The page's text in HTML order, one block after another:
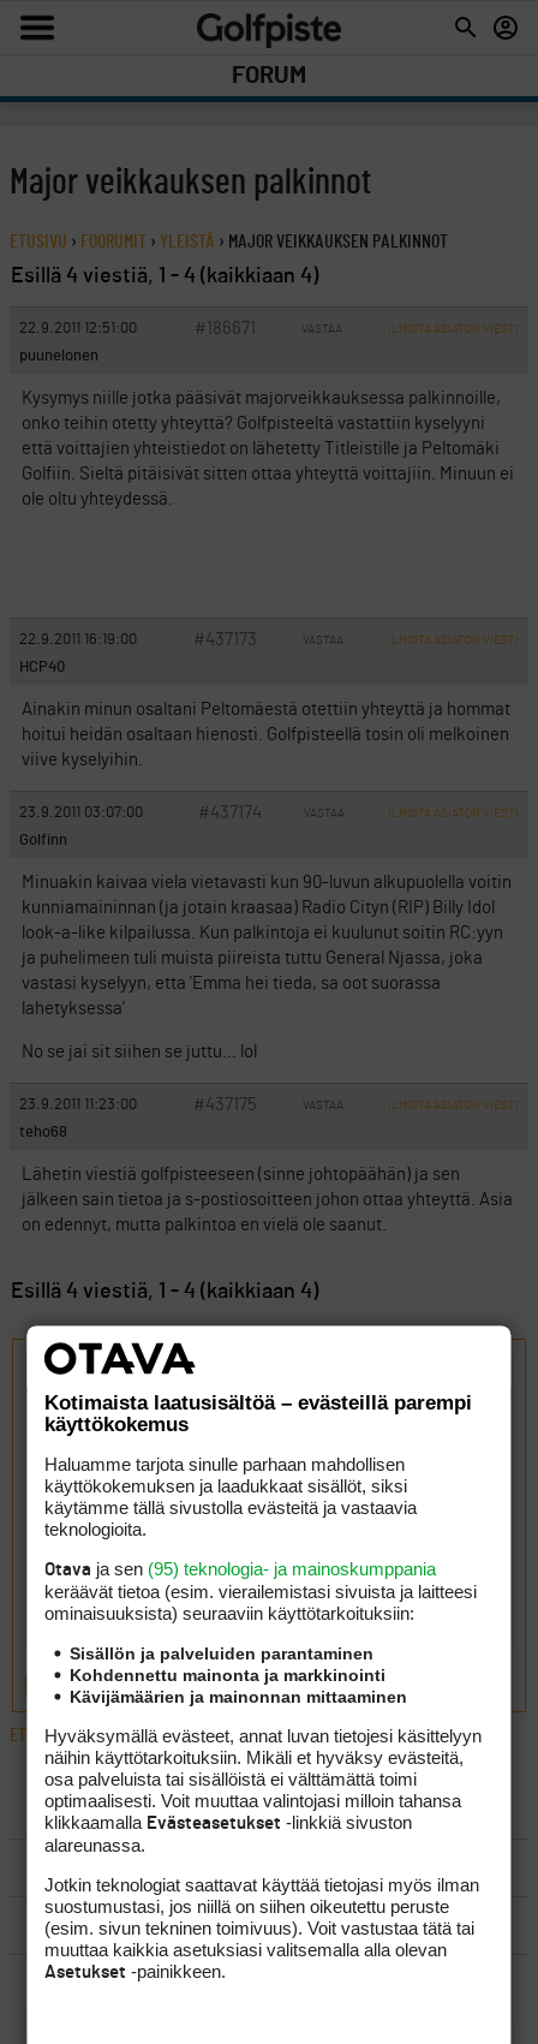
Kotimaista laatusisältöä – evästeillä parempi
käyttökokemus
Haluamme tarjota sinulle parhaan mahdollisen
käyttökokemuksen ja laadukkaat sisällöt, siksi
käytämme tällä sivustolla evästeitä ja vastaavia
teknologioita.
Otava ja sen (95) teknologia- ja mainoskumppania
keräävät tietoa (esim. vierailemis­tasi sivuista ja laitteesi
ominaisuuk­sista) seuraaviin käyttötarkoituksiin:
Sisällön ja palveluiden parantaminen
Kohdennettu mainonta ja markkinointi
Kävijämäärien ja mainonnan mittaaminen
Hyväksymällä evästeet, annat luvan tietojesi käsittelyyn
näihin käyttötarkoituksiin. Mikäli et hyväksy evästeitä,
osa palveluista tai sisällöistä ei välttämättä toimi
optimaalisesti. Voit muuttaa valintojasi milloin tahansa
klikkaamalla Evästeasetukset -linkkiä sivuston
alareunassa.
Jotkin teknologiat saattavat käyttää tietojasi myös ilman
suostumustasi, jos niillä on siihen oikeutettu peruste
(esim. sivun tekninen toimivuus). Voit vastustaa tätä tai
muuttaa kaikkia asetuksiasi valitsemalla alla olevan
Asetukset -painikkeen.
FORUM
Major veikkauksen palkinnot
ETUSIVU › FOORUMIT › YLEISTÄ › MAJOR VEIKKAUKSEN PALKINNOT
Esillä 4 viestiä, 1 - 4 (kaikkiaan 4)
22.9.2011 12:51:00 #186671 VASTAA ILMOITA ASIATON VIESTI
puunelonen
Kysymys niille jotka pääsivät majorveikkauksessa palkinnoille,
onko teihin otetty yhteyttä? Golfpisteeltä vastattiin kyselyyni
että voittajien yhteistiedot on lähetetty Titleistille ja Peltomäki
Golfiin. Sieltä pitäisivät sitten ottaa yhteyttä voittajiin. Minuun ei
ole oltu yhteydessä.
22.9.2011 16:19:00 #437173 VASTAA ILMOITA ASIATON VIESTI
HCP40
Ainakin minun osaltani Peltomäestä otettiin yhteyttä ja hommat
hoitui heidän osaltaan hienosti. Golfpisteellä tosin oli melkoinen
viive kyselyihin.
23.9.2011 03:07:00 #437174 VASTAA ILMOITA ASIATON VIESTI
Golfinn
Minuakin kaivaa viela vietavasti kun 90-luvun alkupuolella voitin
kunniamaininnan (ja jotain kraasaa) Radio Cityn (RIP) Billy Idol
look-a-like kilpailussa. Kun palkintoja ei kuulunut soitin RC:yyn
ja puhelimeen tuli muista piireista tuttu General Njassa, joka
vastasi kyselyyn, etta ’Emma hei tieda, sa oot suorassa
lahetyksessa’
No se jai sit siihen se juttu… lol
23.9.2011 11:23:00 #437175 VASTAA ILMOITA ASIATON VIESTI
teho68
Lähetin viestiä golfpisteeseen (sinne johtopäähän) ja sen
jälkeen sain tietoa ja s-postiosoitteen johon ottaa yhteyttä. Asia
on edennyt, mutta palkintoa en vielä ole saanut.
Esillä 4 viestiä, 1 - 4 (kaikkiaan 4)
Vastaa aiheeseen: Major veikkauksen palkinnot
LÄHETÄ
ETUSIVU›FOORUMIT› YLEISTÄ›MAJOR VEIKKAUKSEN PALKINNOT
LUO AIHE
OHJEET
UUSIMMAT VIESTIKETJUT